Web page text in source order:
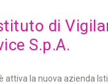
di
S.p.A.
attiva la nuova azienda